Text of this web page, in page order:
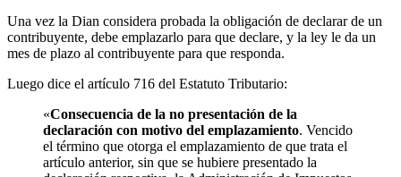
Una vez la Dian considera probada la obligación de declarar de un
contribuyente, debe emplazarlo para que declare, y la ley le da un
mes de plazo al contribuyente para que responda.
Luego dice el artículo 716 del Estatuto Tributario:
«Consecuencia de la no presentación de la
declaración con motivo del emplazamiento. Vencido
el término que otorga el emplazamiento de que trata el
artículo anterior, sin que se hubiere presentado la